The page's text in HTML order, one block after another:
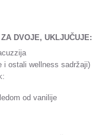
DVOJE, UKLJUČUJE:
i ostali wellness sadržaji)
od vanilije